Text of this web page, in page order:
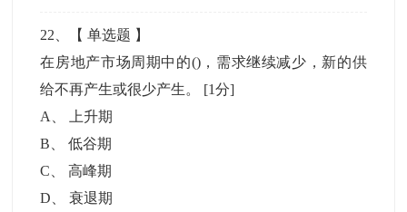
22 、【单选题 】
在房地产市场周期中的()，需求继续减少，新的供
给不再产生或很少产生。 [1分]
A
上升期
B 、低谷期
C 、高峰期
D
衰退期